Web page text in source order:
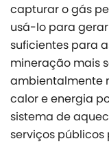
capturar o gás
usá-lo para
suficientes para
mineração mais
ambientalmente
calor e energia
sistema de
serviços